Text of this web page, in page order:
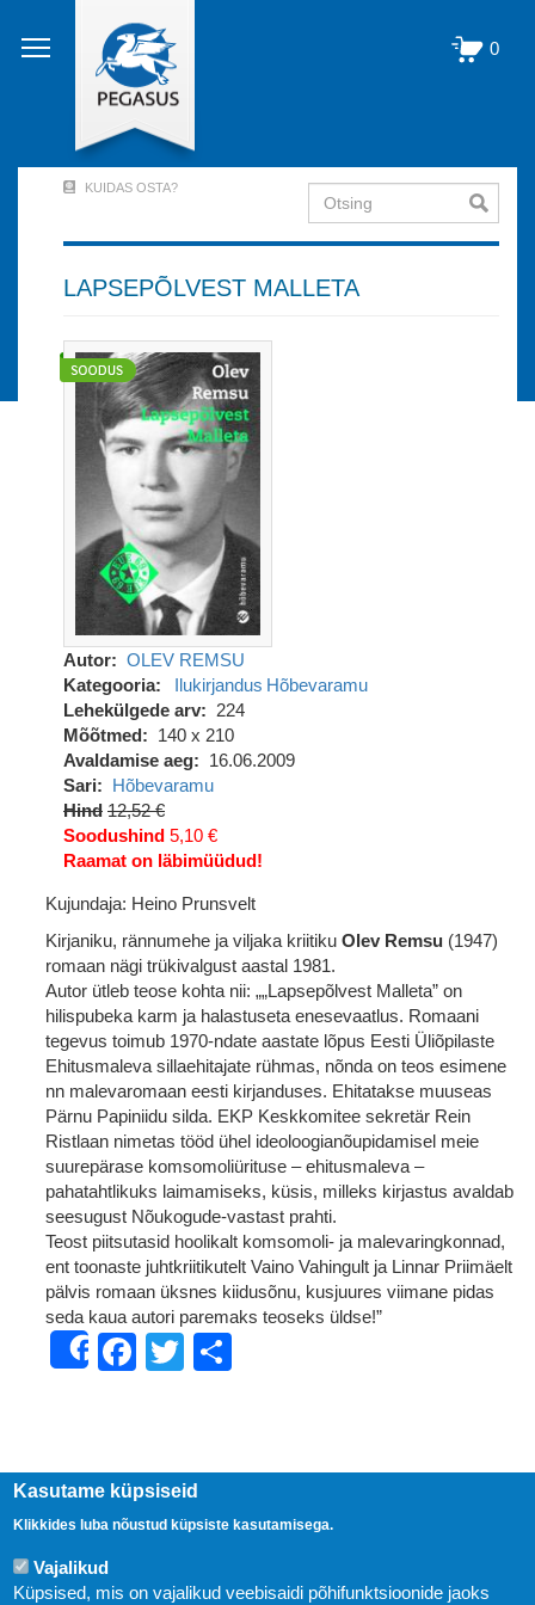
edasi
põhisisu
0
Account
Menu
out)
KUIDAS OSTA? Otsing
LAPSEPÕLVEST MALLETA
Autor
OLEV REMSU
Kategooria
Ilukirjandus Hõbevaramu
Lehekülgede arv
224
Mõõtmed
140 x 210
Avaldamise aeg
16.06.2009
Sari
Hõbevaramu
Hind 12,52 €
Soodushind 5,10 €
Raamat on läbimüüdud!
Kujundaja: Heino Prunsvelt
Kirjaniku, rännumehe ja viljaka kriitiku Olev Remsu (1947)
romaan nägi trükivalgust aastal 1981.
Autor ütleb teose kohta nii: „„Lapsepõlvest Malleta” on
hilispubeka karm ja halastuseta enesevaatlus. Romaani
tegevus toimub 1970-ndate aastate lõpus Eesti Üliõpilaste
Ehitusmaleva sillaehitajate rühmas, nõnda on teos esimene
nn malevaromaan eesti kirjanduses. Ehitatakse muuseas
Pärnu Papiniidu silda. EKP Keskkomitee sekretär Rein
Ristlaan nimetas tööd ühel ideoloogianõupidamisel meie
suurepärase komsomoliürituse – ehitusmaleva –
pahatahtlikuks laimamiseks, küsis, milleks kirjastus avaldab
seesugust Nõukogude-vastast prahti.
Teost piitsutasid hoolikalt komsomoli- ja malevaringkonnad,
ent toonaste juhtkriitikutelt Vaino Vahingult ja Linnar Priimäelt
pälvis romaan üksnes kiidusõnu, kusjuures viimane pidas
seda kaua autori paremaks teoseks üldse!”
ShareFacebook
Twitter
Kasutame küpsiseid
Klikkides luba nõustud küpsiste kasutamisega.
Vajalikud
Küpsised, mis on vajalikud veebisaidi põhifunktsioonide jaoks